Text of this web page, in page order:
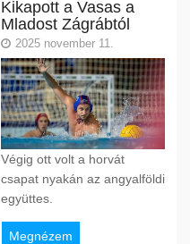
Kikapott a Vasas a
Mladost Zágrábtól
2025 november 11.
Végig ott volt a horvát
csapat nyakán az angyalföldi
együttes.
Megnézem